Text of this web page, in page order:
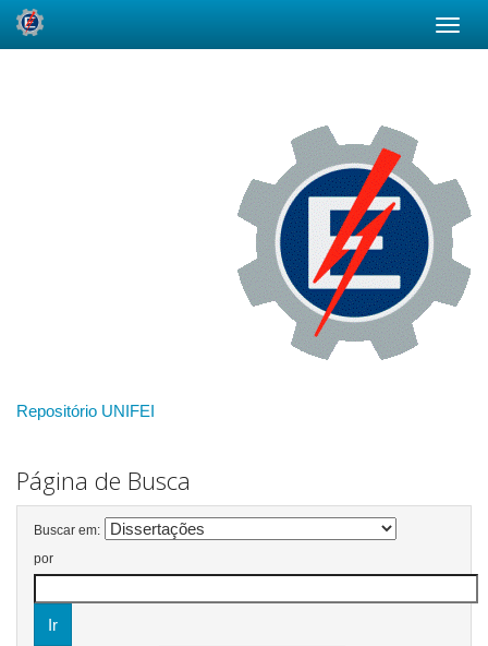
Repositório UNIFEI
Página de Busca
Buscar em:
por